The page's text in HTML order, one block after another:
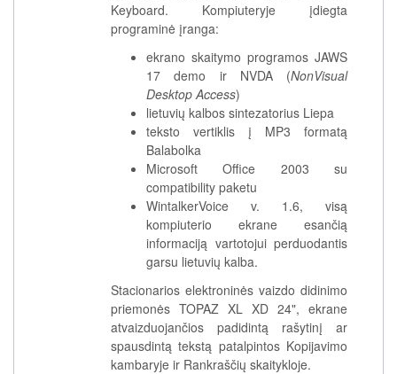
Keyboard. Kompiuteryje įdiegta
programinė įranga:
ekrano skaitymo programos JAWS
17 demo ir NVDA (NonVisual
Desktop Access)
lietuvių kalbos sintezatorius Liepa
teksto vertiklis į MP3 formatą
Balabolka
Microsoft Office 2003 su
compatibility paketu
WintalkerVoice v. 1.6, visą
kompiuterio ekrane esančią
informaciją vartotojui perduodantis
garsu lietuvių kalba.
Stacionarios elektroninės vaizdo didinimo
priemonės TOPAZ XL XD 24", ekrane
atvaizduojančios padidintą rašytinį ar
spausdintą tekstą patalpintos Kopijavimo
kambaryje ir Rankraščių skaitykloje.